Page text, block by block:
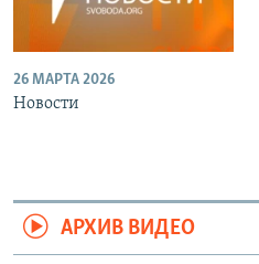
26 МАРТА 2026
Новости
АРХИВ ВИДЕО